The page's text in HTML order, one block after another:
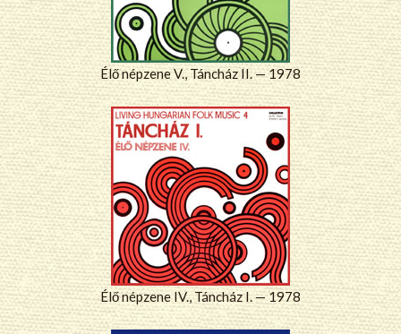
Élő népzene V., Táncház II. — 1978
Élő népzene IV., Táncház I. — 1978